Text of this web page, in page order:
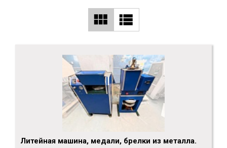
Литейная машина, медали, брелки из металла.